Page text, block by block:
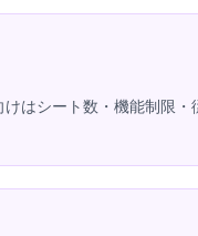
はシート数・機能制限